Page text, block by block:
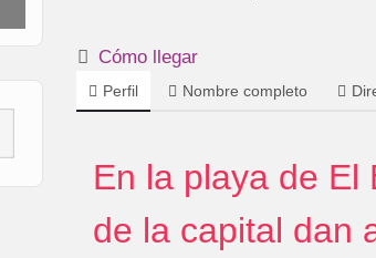
Cómo llegar
Perfil Nombre completo
En la playa de El
de la capital dan